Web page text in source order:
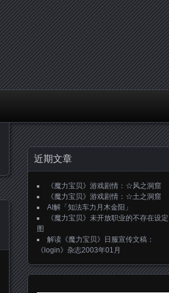
近期文章
《魔力宝贝》游戏剧情：☆风之洞窟
《魔力宝贝》游戏剧情：☆土之洞窟
AI解「知法车力月木金阳」
《魔力宝贝》未开放职业的不存在设定
图
解读《魔力宝贝》日服宣传文稿：
《login》杂志2003年01月